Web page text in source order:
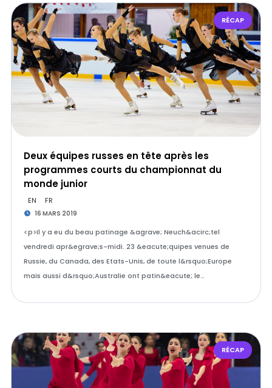
RÉCAP
Deux équipes russes en tête après les
programmes courts du championnat du
monde junior
EN FR
16 MARS 2019
<p>Il y a eu du beau patinage &agrave; Neuch&acirc;tel
vendredi apr&egrave;s-midi. 23 &eacute;quipes venues de
Russie, du Canada, des Etats-Unis, de toute l&rsquo;Europe
mais aussi d&rsquo;Australie ont patin&eacute; le…
RÉCAP